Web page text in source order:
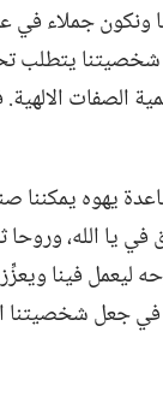
جملاء في
يتطلب
الصفات
يهوه يمكننا
في يا الله،‏
ليعمل فينا
في جعل شخصيتنا